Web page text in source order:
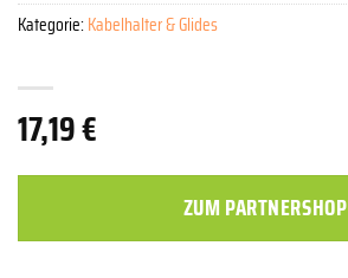
17,19€
ZUM PARTNERSHOP
Kategorie:Kabelhalter & Glides